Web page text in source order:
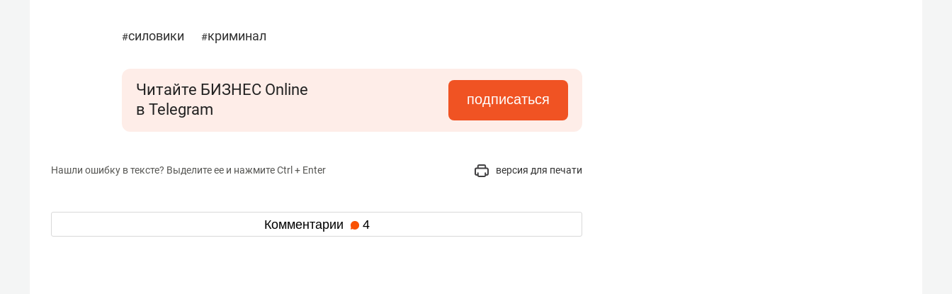
#силовики #криминал
Читайте БИЗНЕС Online
в Telegram
подписаться
Нашли ошибку в тексте? Выделите ее и нажмите Ctrl + Enter версия для печати
Комментарии 4